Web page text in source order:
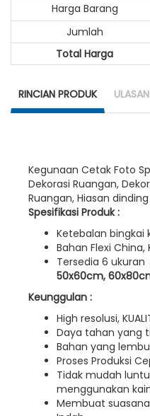
Harga Barang
Jumlah
Total Harga
RINCIAN PRODUK ULASAN
Kegunaan Cetak Foto
Dekorasi Ruangan,
Ruangan, Hiasan
Spesifikasi Produk :
Ketebalan bingkai
Bahan Flexi
Tersedia 6 ukuran
50x60cm,
Keunggulan :
High resolusi,
Daya tahan yang
Bahan yang
Proses Produksi
Tidak mudah
menggunakan
Membuat